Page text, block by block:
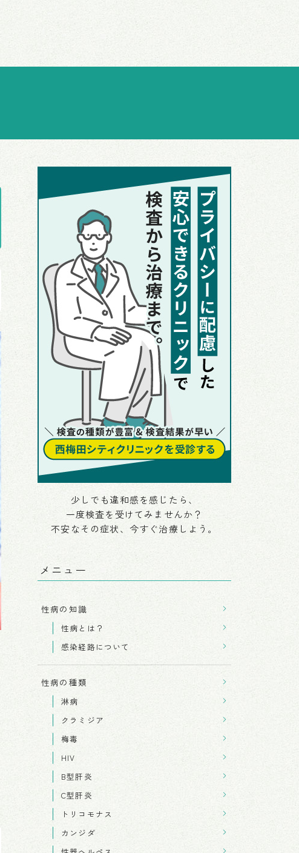
少しでも違和感を感じたら、
一度検査を受けてみませんか？
不安なその症状、今すぐ治療しよう。
メニュー
性病の知識
性病とは？
感染経路について
性病の種類
淋病
クラミジア
梅毒
HIV
B型肝炎
C型肝炎
トリコモナス
カンジダ